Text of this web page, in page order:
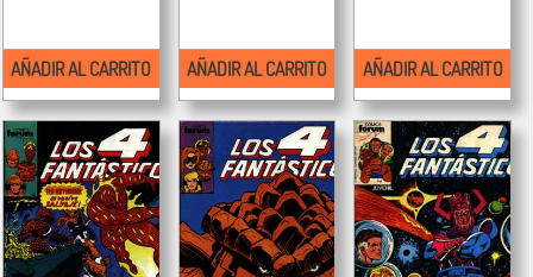
AÑADIR AL CARRITO AÑADIR AL CARRITO AÑADIR AL CARRITO